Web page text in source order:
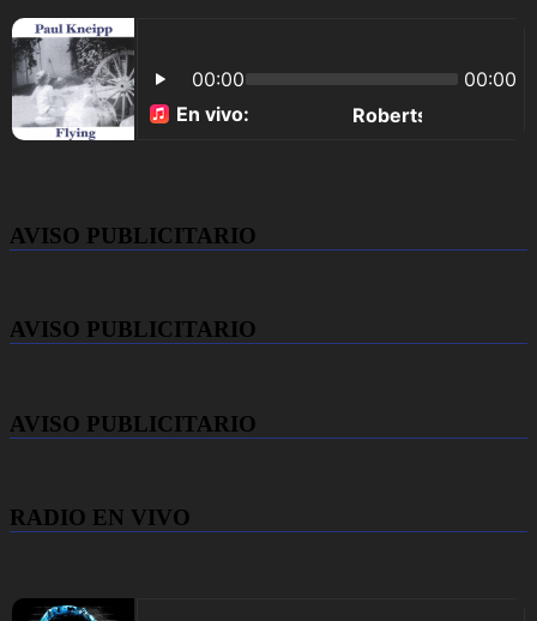
AVISO PUBLICITARIO
AVISO PUBLICITARIO
AVISO PUBLICITARIO
RADIO EN VIVO